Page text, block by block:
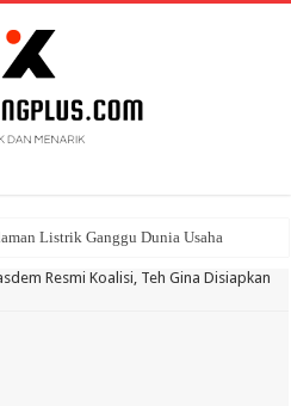
Listrik Ganggu Dunia Usaha
Keuangan Pemda Karawang
Resmi Koalisi, Teh Gina Disiapkan